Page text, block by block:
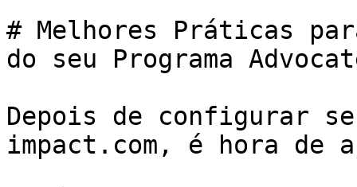
# Melhores Práticas
do seu Programa
Depois de configurar
impact.com, é hora de